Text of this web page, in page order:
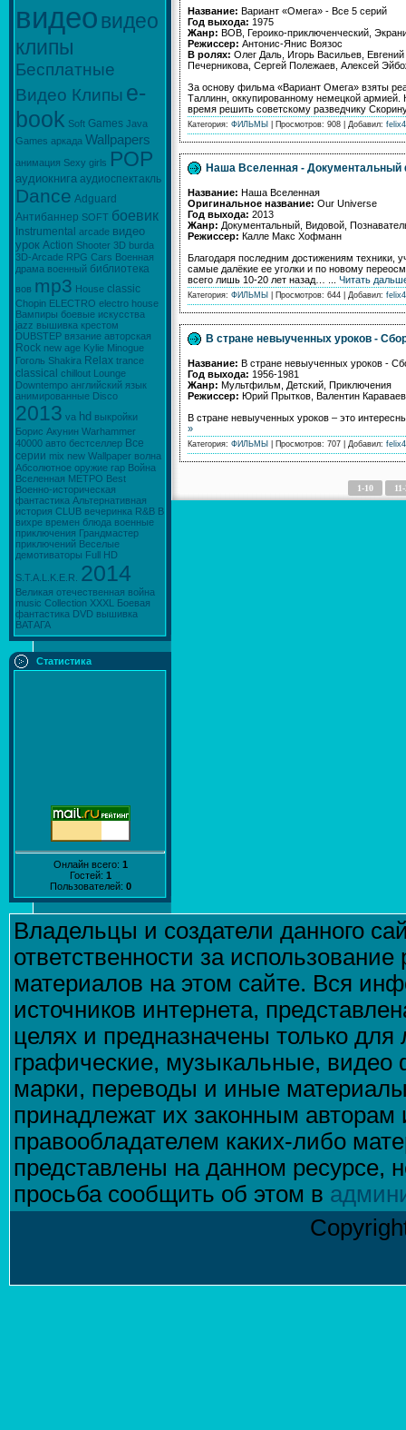
видеовидео
клипы
Бесплатные
Видео Клипы e-
book Soft Games Java
Games аркада Wallpapers
анимация Sexy girls POP
аудиокнига аудиоспектакль
Dance Adguard
Антибаннер SOFТ боевик
Instrumental arcade видео
урок Action Shooter 3D burda
3D-Arcade RPG Cars Военная
драма военный библиотека
вов mp3 House classic
Chopin ELECTRO electro house
Вампиры боевые искусства
jazz вышивка крестом
DUBSTEP вязание авторская
Rock new age Kylie Minogue
Гоголь Shakira Relax trance
classical chillout Lounge
Downtempo английский язык
анимированные Disco
2013 va hd выкройки
Борис Акунин Warhammer
40000 авто бестселлер Все
серии mix new Wallpaper волна
Абсолютное оружие rap Война
Вселенная МЕТРО Best
Военно-историческая
фантастика Альтернативная
история CLUB вечеринка R&B В
вихре времен блюда военные
приключения Грандмастер
приключений Веселые
демотиваторы Full HD
S.T.A.L.K.E.R. 2014
Великая отечественная война
music Collection XXXL
Боевая
фантастика DVD вышивка
ВАТАГА
Статистика
Онлайн всего: 1
Гостей: 1
Пользователей: 0
Название: Вариант «Омега» - Все 5 серий
Год выхода: 1975
Жанр: ВОВ, Героико-приключенческий,
Режиссер: Антонис-Янис Воязос
В ролях: Олег Даль, Игорь Васильев,
Печерникова, Сергей Полежаев, Алексей
За основу фильма «Вариант Омега» взяты
Таллинн, оккупированному немецкой армией.
время решить советскому разведчику
Категория: ФИЛЬМЫ | Просмотров: 908 | Добавил: felix4
Наша Вселенная - Документальный
Название: Наша Вселенная
Оригинальное название: Our Universe
Год выхода: 2013
Жанр: Документальный, Видовой,
Режиссер: Калле Макс Хофманн
Благодаря последним достижениям техники,
самые далёкие ее уголки и по новому
всего лишь 10-20 лет назад…
Читать
Категория: ФИЛЬМЫ | Просмотров: 644 | Добавил: felix4
В стране невыученных уроков -
Название: В стране невыученных уроков -
Год выхода: 1956-1981
Жанр: Мультфильм, Детский, Приключения
Режиссер: Юрий Прытков, Валентин
В стране невыученных уроков – это
»
Категория: ФИЛЬМЫ | Просмотров: 707 | Добавил: felix4
1-10
Владельцы и создатели данного
ответственности за
материалов на этом сайте. Вся
источников интернета,
целях и предназначены только для
графические, музыкальные,
марки, переводы и иные
принадлежат их законным
правообладателем каких-либо
представлены на данном ресурсе,
просьба сообщить об этом в